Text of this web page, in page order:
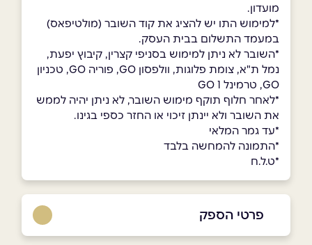
מועדון.
*למימוש התו יש להציג את קוד השובר (מולטיפאס)
במעמד התשלום בבית העסק.
*השובר לא ניתן למימוש בסניפי קצרין, קיבוץ יפעת,
נמל ת"א, צומת פלוגות, וולפסון GO, פוריה GO, טכניון
GO, טרמינל 1 GO
*לאחר חלוף תוקף מימוש השובר, לא ניתן יהיה לממש
את השובר ולא יינתן זיכוי או החזר כספי בגינו.
*עד גמר המלאי
*התמונה להמחשה בלבד
*ט.ל.ח
פרטי הספק